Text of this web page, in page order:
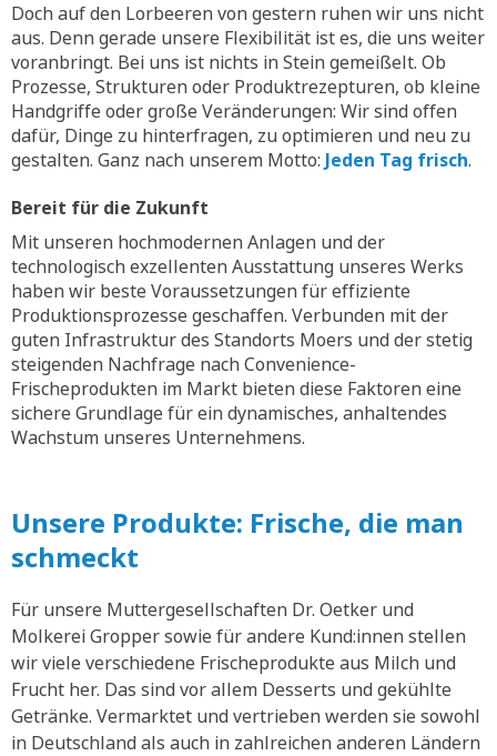
Doch auf den Lorbeeren von gestern ruhen wir uns nicht
aus. Denn gerade unsere Flexibilität ist es, die uns weiter
voranbringt. Bei uns ist nichts in Stein gemeißelt. Ob
Prozesse, Strukturen oder Produktrezepturen, ob kleine
Handgriffe oder große Veränderungen: Wir sind offen
dafür, Dinge zu hinterfragen, zu optimieren und neu zu
gestalten. Ganz nach unserem Motto: Jeden Tag frisch.
Bereit für die Zukunft
Mit unseren hochmodernen Anlagen und der
technologisch exzellenten Ausstattung unseres Werks
haben wir beste Voraussetzungen für effiziente
Produktionsprozesse geschaffen. Verbunden mit der
guten Infrastruktur des Standorts Moers und der stetig
steigenden Nachfrage nach Convenience-
Frischeprodukten im Markt bieten diese Faktoren eine
sichere Grundlage für ein dynamisches, anhaltendes
Wachstum unseres Unternehmens.
Unsere Produkte: Frische, die man
schmeckt
Für unsere Muttergesellschaften Dr. Oetker und
Molkerei Gropper sowie für andere Kund:innen stellen
wir viele verschiedene Frischeprodukte aus Milch und
Frucht her. Das sind vor allem Desserts und gekühlte
Getränke. Vermarktet und vertrieben werden sie sowohl
in Deutschland als auch in zahlreichen anderen Ländern